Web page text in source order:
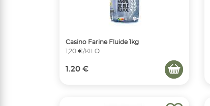
Casino Farine Fluide 1kg
1,20 €/KILO
1.20 €